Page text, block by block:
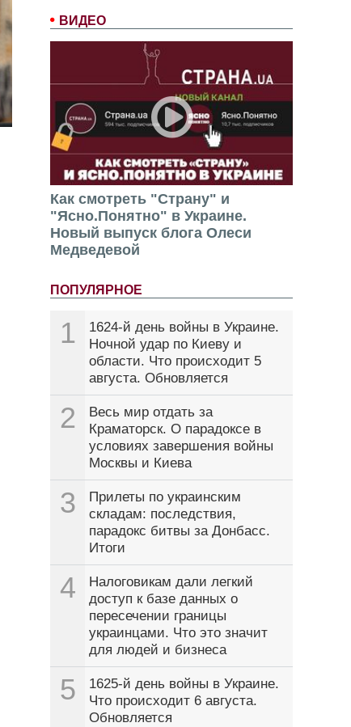
ВИДЕО
Как смотреть "Страну" и
"Ясно.Понятно" в Украине.
Новый выпуск блога Олеси
Медведевой
ПОПУЛЯРНОЕ
1
1624-й день войны в Украине.
Ночной удар по Киеву и
области. Что происходит 5
августа. Обновляется
2
Весь мир отдать за
Краматорск. О парадоксе в
условиях завершения войны
Москвы и Киева
3
Прилеты по украинским
складам: последствия,
парадокс битвы за Донбасс.
Итоги
4
Налоговикам дали легкий
доступ к базе данных о
пересечении границы
украинцами. Что это значит
для людей и бизнеса
5
1625-й день войны в Украине.
Что происходит 6 августа.
Обновляется